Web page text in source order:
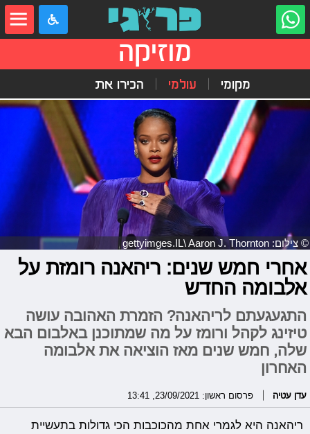
מוזיקה
מקומי עולמי הכירו את
© צילום: gettyimges.IL\ Aaron J. Thornton
אחרי חמש שנים: ריהאנה רומזת על
אלבומה החדש
התגעגעתם לריהאנה? הזמרת האהובה עושה
טיזינג לקהל ורומז על מה שמתוכנן באלבום הבא
שלה, חמש שנים מאז הוציאה את אלבומה
האחרון
עדן עטיה פרסום ראשון: 23/09/2021, 13:41
ריהאנה היא לגמרי אחת מהכוכבות הכי גדולות בתעשיית